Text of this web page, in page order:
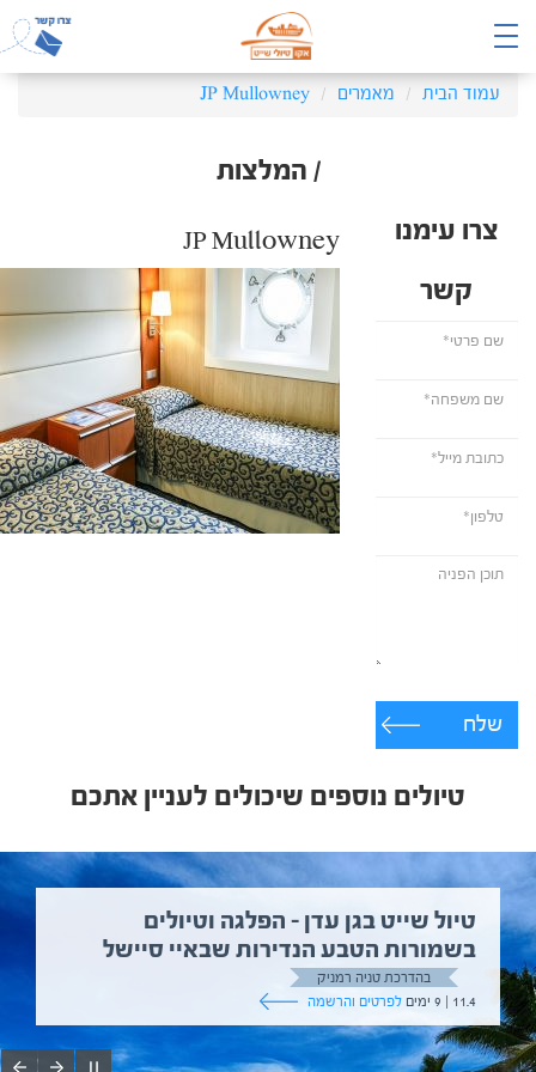
עמוד הבית מאמרים JP Mullowney
/ המלצות
צרו עימנו
קשר
שלח
JP Mullowney
טיולים נוספים שיכולים לעניין אתכם
טיול שייט בגן עדן – הפלגה וטיולים
בשמורות הטבע הנדירות שבאיי סיישל
בהדרכת טניה רמניק
11.4 | 9 ימים
לפרטים והרשמה